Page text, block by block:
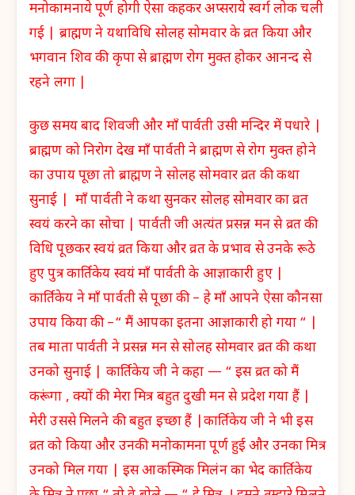
मनोकामनाये पूर्ण होगी ऐसा कहकर अप्सराये स्वर्ग लोक चली
गई | ब्राह्मण ने यथाविधि सोलह सोमवार के व्रत किया और
भगवान शिव की कृपा से ब्राह्मण रोग मुक्त होकर आनन्द से
रहने लगा |
कुछ समय बाद शिवजी और माँ पार्वती उसी मन्दिर में पधारे |
ब्राह्मण को निरोग देख माँ पार्वती ने ब्राह्मण से रोग मुक्त होने
का उपाय पूछा तो ब्राह्मण ने सोलह सोमवार व्रत की कथा
सुनाई | माँ पार्वती ने कथा सुनकर सोलह सोमवार का व्रत
स्वयं करने का सोचा | पार्वती जी अत्यंत प्रसन्न मन से व्रत की
विधि पूछकर स्वयं व्रत किया और व्रत के प्रभाव से उनके रूठे
हुए पुत्र कार्तिकेय स्वयं माँ पार्वती के आज्ञाकारी हुए |
कार्तिकेय ने माँ पार्वती से पूछा की – हे माँ आपने ऐसा कौनसा
उपाय किया की –“ मैं आपका इतना आज्ञाकारी हो गया “ |
तब माता पार्वती ने प्रसन्न मन से सोलह सोमवार व्रत की कथा
उनको सुनाई | कार्तिकेय जी ने कहा — “ इस व्रत को मैं
करूंगा , क्यों की मेरा मित्र बहुत दुखी मन से प्रदेश गया हैं |
मेरी उससे मिलने की बहुत इच्छा हैं |कार्तिकेय जी ने भी इस
व्रत को किया और उनकी मनोकामना पूर्ण हुई और उनका मित्र
उनको मिल गया | इस आकस्मिक मिलंन का भेद कार्तिकेय